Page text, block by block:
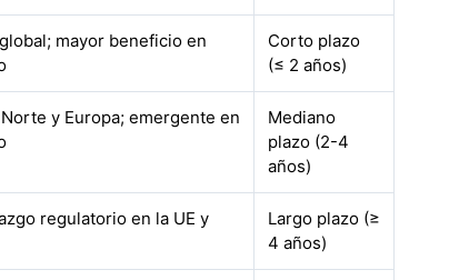
mayor beneficio en
Corto plazo
(≤ 2 años)
y Europa; emergente en
Mediano
plazo (2-4
años)
regulatorio en la UE y
Largo plazo (≥
4 años)